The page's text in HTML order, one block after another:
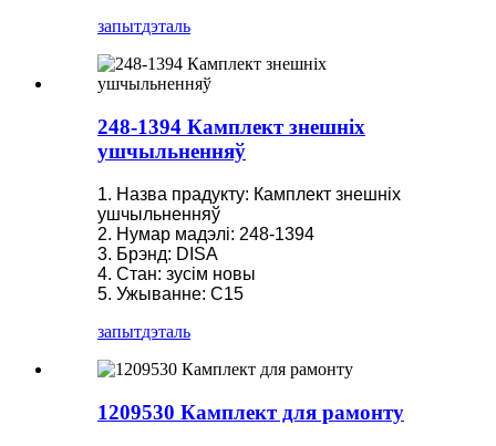
запытдэталь
248-1394 Камплект знешніх
ушчыльненняў
1. Назва прадукту: Камплект знешніх
ушчыльненняў
2. Нумар мадэлі: 248-1394
3. Брэнд: DISA
4. Стан: зусім новы
5. Ужыванне: C15
запытдэталь
1209530 Камплект для рамонту